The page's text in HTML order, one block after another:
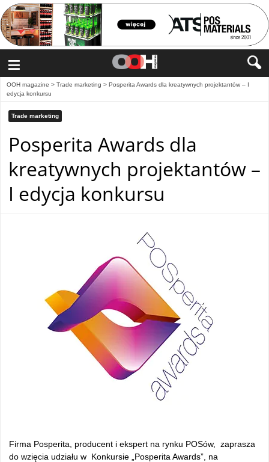
≡
OOH magazine > Trade marketing > Posperita Awards dla kreatywnych projektantów – I
edycja konkursu
Trade marketing
Posperita Awards dla
kreatywnych projektantów –
I edycja konkursu
Firma Posperita, producent i ekspert na rynku POSów, zaprasza
do wzięcia udziału w Konkursie „Posperita Awards”, na